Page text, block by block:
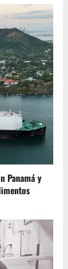
Panamá y